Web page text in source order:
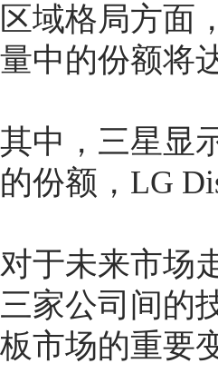
区域格局方面
量中的份额将
其中，三星显
的份额，LG
对于未来市场
三家公司间的
板市场的重要